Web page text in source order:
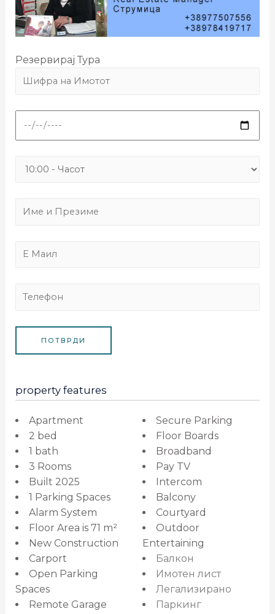
Резервирај Тура
property features
Apartment
2 bed
1 bath
3 Rooms
Built 2025
1 Parking Spaces
Alarm System
Floor Area is 71 m²
New Construction
Carport
Open Parking
Spaces
Remote Garage
Secure Parking
Floor Boards
Broadband
Pay TV
Intercom
Balcony
Courtyard
Outdoor
Entertaining
Балкон
Имотен лист
Легализирано
Паркинг